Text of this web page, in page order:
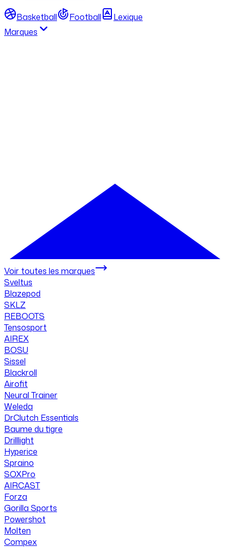
Basketball Football
Lexique
Marques
Voir toutes les marques
Sveltus
Blazepod
SKLZ
REBOOTS
Tensosport
AIREX
BOSU
Sissel
Blackroll
Airofit
Neural Trainer
Weleda
DrClutch Essentials
Baume du tigre
Drilllight
Hyperice
Spraino
SOXPro
AIRCAST
Forza
Gorilla Sports
Powershot
Molten
Compex